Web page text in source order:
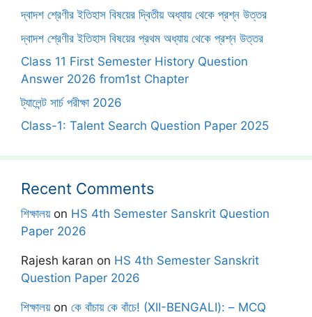
দ্বাদশ শ্রেণীর ইতিহাস বিষয়ের দ্বিতীয় অধ্যায় থেকে প্রশ্ন উত্তর
দ্বাদশ শ্রেণীর ইতিহাস বিষয়ের প্রথম অধ্যায় থেকে প্রশ্ন উত্তর
Class 11 First Semester History Question
Answer 2026 from1st Chapter
ট্যালেন্ট সার্চ পরীক্ষা 2026
Class-1: Talent Search Question Paper 2025
Recent Comments
শিক্ষালয়on HS 4th Semester Sanskrit Question
Paper 2026
Rajesh karan on HS 4th Semester Sanskrit
Question Paper 2026
শিক্ষালয়on কে বাঁচায় কে বাঁচে! (XII-BENGALI): – MCQ